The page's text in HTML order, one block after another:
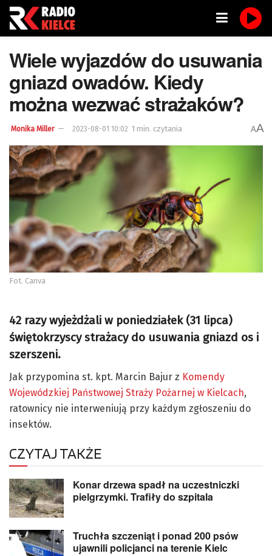
Wiele wyjazdów do usuwania
gniazd owadów. Kiedy
można wezwać strażaków?
Monika Miller 2023-08-01 10:02 1 min. czytania AA
Fot. Canva
42 razy wyjeżdżali w poniedziałek (31 lipca)
świętokrzyscy strażacy do usuwania gniazd os i
szerszeni.
Jak przypomina st. kpt. Marcin Bajur z Komendy
Wojewódzkiej Państwowej Straży Pożarnej w Kielcach,
ratownicy nie interweniują przy każdym zgłoszeniu do
insektów.
CZYTAJ TAKŻE
Konar drzewa spadł na uczestniczki
pielgrzymki. Trafiły do szpitala
Truchła szczeniąt i ponad 200 psów
ujawnili policjanci na terenie Kielc